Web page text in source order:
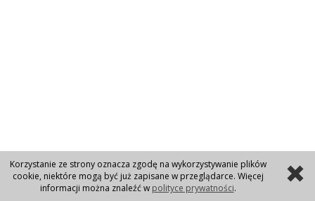
Korzystanie ze strony oznacza zgodę na wykorzystywanie plików
cookie, niektóre mogą być już zapisane w przeglądarce. Więcej
informacji można znaleźć w polityce prywatności.